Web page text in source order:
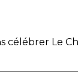
Le